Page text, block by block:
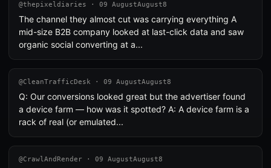
@thepixeldiaries · 09 AugustAugust8
The channel they almost cut was carrying everything A
mid-size B2B company looked at last-click data and saw
organic social converting at a...
@CleanTrafficDesk · 09 AugustAugust8
Q: Our conversions looked great but the advertiser found
a device farm — how was it spotted? A: A device farm is a
rack of real (or emulated...
@CrawlAndRender · 09 AugustAugust8